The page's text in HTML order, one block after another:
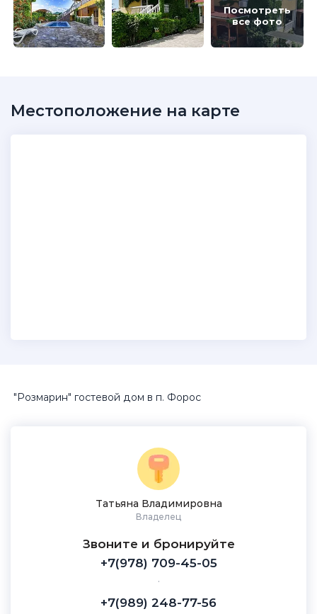
Посмотреть
все фото
"Розмарин" гостевой дом в п. Форос
Татьяна Владимировна
Владелец
Звоните и бронируйте
+7(978) 709-45-05
.
+7(989) 248-77-56
Местоположение на карте